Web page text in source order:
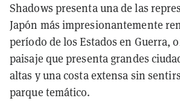
Shadows presenta una de las
Japón más impresionantemente
período de los Estados en Guerra,
paisaje que presenta grandes
altas y una costa extensa sin
parque temático.